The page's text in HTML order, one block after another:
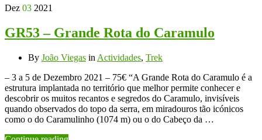
Dez 03 2021
GR53 – Grande Rota do Caramulo
By João Viegas in Actividades, Trek
– 3 a 5 de Dezembro 2021 – 75€ “A Grande Rota do Caramulo é a
estrutura implantada no território que melhor permite conhecer e
descobrir os muitos recantos e segredos do Caramulo, invisíveis
quando observados do topo da serra, em miradouros tão icónicos
como o do Caramulinho (1074 m) ou o do Cabeço da …